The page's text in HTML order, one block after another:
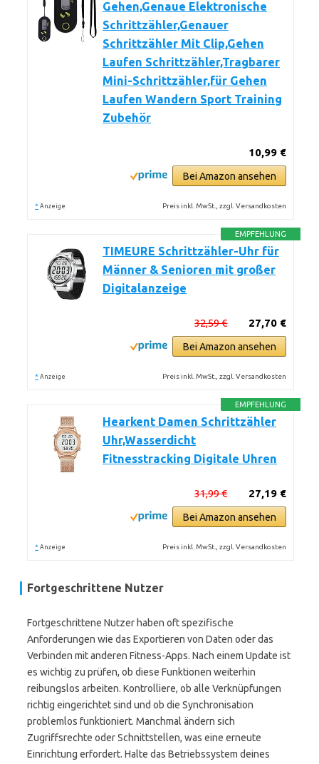
Gehen,Genaue Elektronische
Schrittzähler,Genauer
Schrittzähler Mit Clip,Gehen
Laufen Schrittzähler,Tragbarer
Mini-Schrittzähler,für Gehen
Laufen Wandern Sport Training
Zubehör
10,99 €
Bei Amazon ansehen
* Anzeige Preis inkl. MwSt., zzgl. Versandkosten
EMPFEHLUNG
TIMEURE Schrittzähler-Uhr für
Männer & Senioren mit großer
Digitalanzeige
27,70 €
32,59 €
Bei Amazon ansehen
* Anzeige Preis inkl. MwSt., zzgl. Versandkosten
EMPFEHLUNG
Hearkent Damen Schrittzähler
Uhr,Wasserdicht
Fitnesstracking Digitale Uhren
27,19 €
31,99 €
Bei Amazon ansehen
* Anzeige Preis inkl. MwSt., zzgl. Versandkosten
Fortgeschrittene Nutzer
Fortgeschrittene Nutzer haben oft spezifische
Anforderungen wie das Exportieren von Daten oder das
Verbinden mit anderen Fitness-Apps. Nach einem Update ist
es wichtig zu prüfen, ob diese Funktionen weiterhin
reibungslos arbeiten. Kontrolliere, ob alle Verknüpfungen
richtig eingerichtet sind und ob die Synchronisation
problemlos funktioniert. Manchmal ändern sich
Zugriffsrechte oder Schnittstellen, was eine erneute
Einrichtung erfordert. Halte das Betriebssystem deines